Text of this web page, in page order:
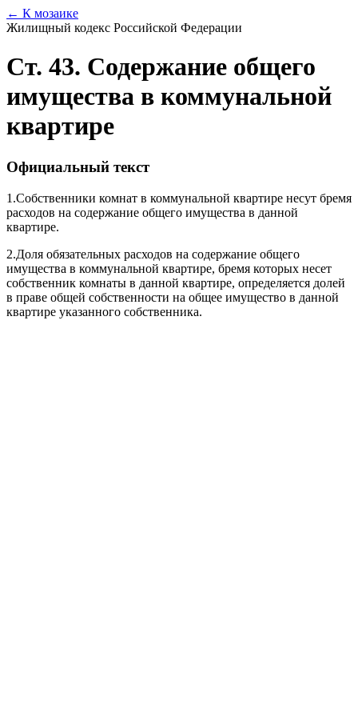
← К мозаике
Жилищный кодекс Российской Федерации
Ст. 43. Содержание общего
имущества в коммунальной
квартире
Официальный текст
1.Собственники комнат в коммунальной квартире несут бремя
расходов на содержание общего имущества в данной
квартире.
2.Доля обязательных расходов на содержание общего
имущества в коммунальной квартире, бремя которых несет
собственник комнаты в данной квартире, определяется долей
в праве общей собственности на общее имущество в данной
квартире указанного собственника.